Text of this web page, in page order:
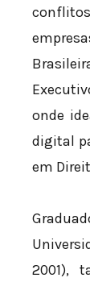
onde
digital
em
2001),